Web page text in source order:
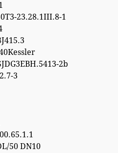
23.28.1III.8-1
2b
3
50 DN10